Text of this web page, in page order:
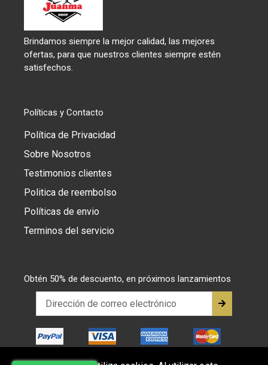
Brindamos siempre la mejor calidad, las mejores
ofertas, para que nuestros clientes siempre estén
satisfechos.
Políticas y Contacto
Política de Privacidad
Sobre Nosotros
Testimonios clientes
Politica de reembolso
Políticas de envio
Terminos del servicio
Obtén 50% de descuento, en próximos lanzamientos